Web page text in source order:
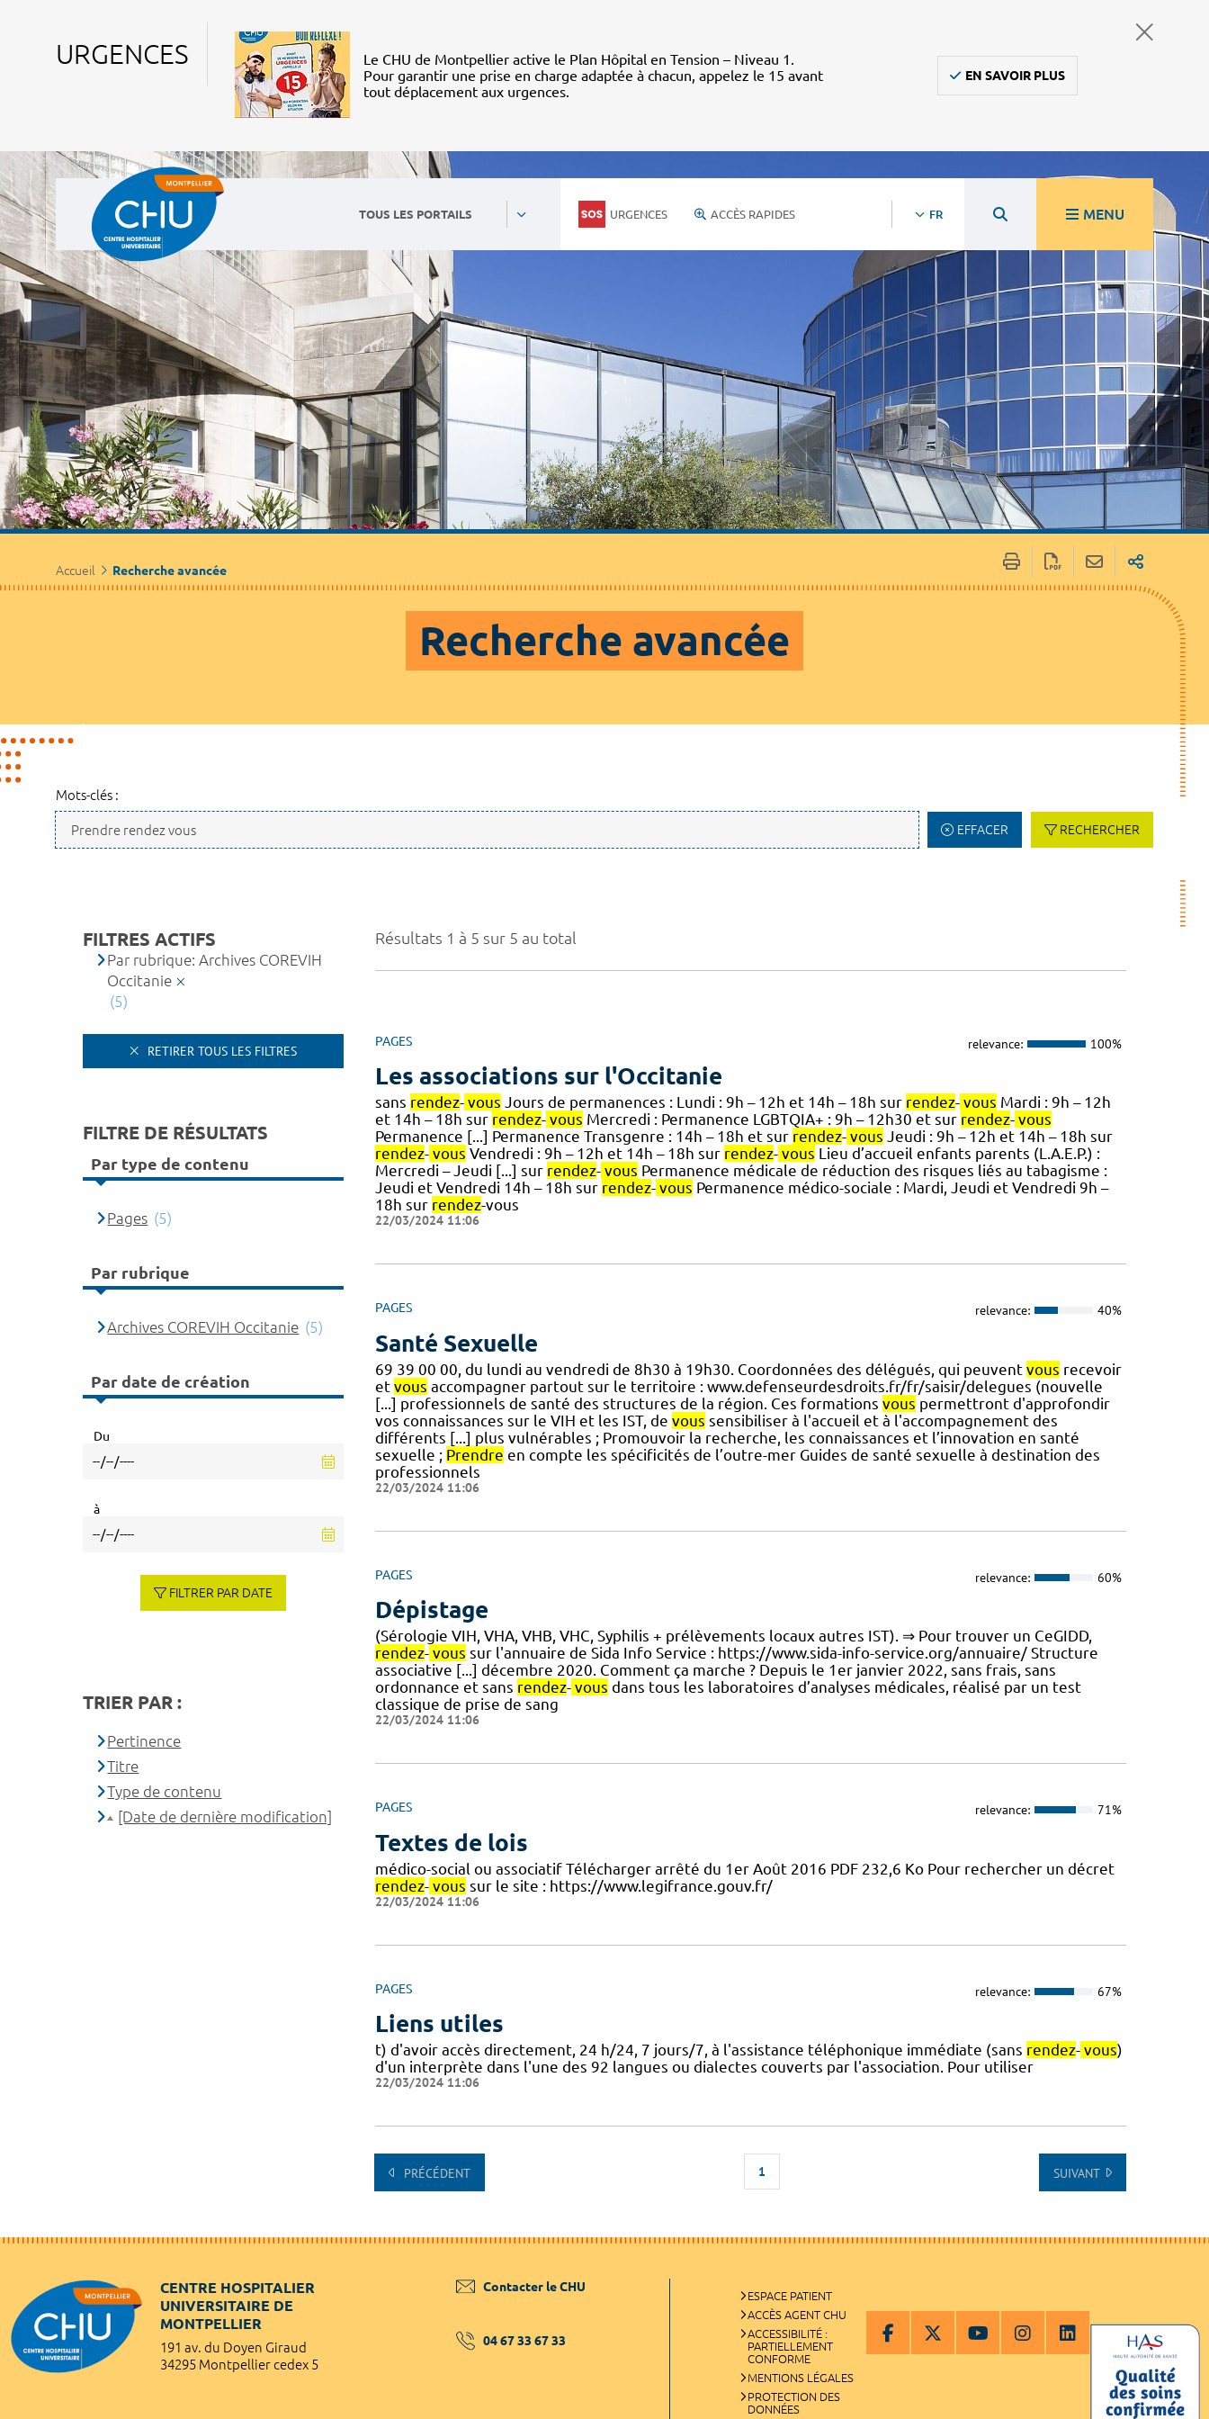
URGENCES
Le CHU de Montpellier active le Plan Hôpital en Tension – Niveau 1.
Pour garantir une prise en charge adaptée à chacun, appelez le 15 avant
tout déplacement aux urgences.
EN SAVOIR PLUS
TOUS LES PORTAILS URGENCES ACCÈS RAPIDES FR MENU
Accueil Recherche avancée
Recherche avancée
Mots-clés :
EFFACER RECHERCHER
Résultats 1 à 5 sur 5 au total
PAGES relevance: 100%
Les associations sur l'Occitanie
sans rendez- vous Jours de permanences : Lundi : 9h – 12h et 14h – 18h sur rendez- vous Mardi : 9h – 12h
et 14h – 18h sur rendez- vous Mercredi : Permanence LGBTQIA+ : 9h – 12h30 et sur rendez- vous
Permanence [...] Permanence Transgenre : 14h – 18h et sur rendez- vous Jeudi : 9h – 12h et 14h – 18h sur
rendez- vous Vendredi : 9h – 12h et 14h – 18h sur rendez- vous Lieu d’accueil enfants parents (L.A.E.P.) :
Mercredi – Jeudi [...] sur rendez- vous Permanence médicale de réduction des risques liés au tabagisme :
Jeudi et Vendredi 14h – 18h sur rendez- vous Permanence médico-sociale : Mardi, Jeudi et Vendredi 9h –
18h sur rendez-vous
22/03/2024 11:06
PAGES relevance: 40%
Santé Sexuelle
69 39 00 00, du lundi au vendredi de 8h30 à 19h30. Coordonnées des délégués, qui peuvent vous recevoir
et vous accompagner partout sur le territoire : www.defenseurdesdroits.fr/fr/saisir/delegues (nouvelle
[...] professionnels de santé des structures de la région. Ces formations vous permettront d'approfondir
vos connaissances sur le VIH et les IST, de vous sensibiliser à l'accueil et à l'accompagnement des
différents [...] plus vulnérables ; Promouvoir la recherche, les connaissances et l’innovation en santé
sexuelle ; Prendre en compte les spécificités de l’outre-mer Guides de santé sexuelle à destination des
professionnels
22/03/2024 11:06
PAGES relevance: 60%
Dépistage
(Sérologie VIH, VHA, VHB, VHC, Syphilis + prélèvements locaux autres IST). ⇒ Pour trouver un CeGIDD,
rendez- vous sur l'annuaire de Sida Info Service : https://www.sida-info-service.org/annuaire/ Structure
associative [...] décembre 2020. Comment ça marche ? Depuis le 1er janvier 2022, sans frais, sans
ordonnance et sans rendez- vous dans tous les laboratoires d’analyses médicales, réalisé par un test
classique de prise de sang
22/03/2024 11:06
PAGES relevance: 71%
Textes de lois
médico-social ou associatif Télécharger arrêté du 1er Août 2016 PDF 232,6 Ko Pour rechercher un décret
rendez- vous sur le site : https://www.legifrance.gouv.fr/
22/03/2024 11:06
PAGES relevance: 67%
Liens utiles
t) d'avoir accès directement, 24 h/24, 7 jours/7, à l'assistance téléphonique immédiate (sans rendez- vous)
d'un interprète dans l'une des 92 langues ou dialectes couverts par l'association. Pour utiliser
22/03/2024 11:06
PRÉCÉDENT 1 SUIVANT
FILTRES ACTIFS
Par rubrique: Archives COREVIH
Occitanie
(5)
RETIRER TOUS LES FILTRES
FILTRE DE RÉSULTATS
Par type de contenu
Pages (5)
Par rubrique
Archives COREVIH Occitanie (5)
Par date de création
Du
à
FILTRER PAR DATE
TRIER PAR :
Pertinence
Titre
Type de contenu
[Date de dernière modification]
CENTRE HOSPITALIER
UNIVERSITAIRE DE
MONTPELLIER
191 av. du Doyen Giraud
34295 Montpellier cedex 5
Contacter le CHU
04 67 33 67 33
ESPACE PATIENT
ACCÈS AGENT CHU
ACCESSIBILITÉ :
PARTIELLEMENT
CONFORME
MENTIONS LÉGALES
PROTECTION DES
DONNÉES